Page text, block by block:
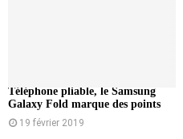
Téléphone pliable, le Samsung
Galaxy Fold marque des points
19 février 2019